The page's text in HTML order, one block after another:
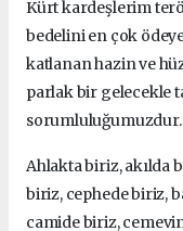
Kürt kardeşlerim
bedelini en çok
katlanan hazin ve
parlak bir gelecekle
sorumluluğumuzdur.
Ahlakta biriz, akılda
biriz, cephede biriz,
camide biriz,